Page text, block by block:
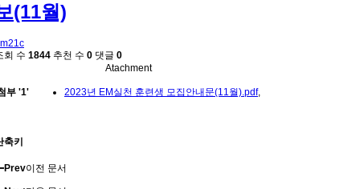
(11월)
회 수 1844 추천 수 0 댓글 0
Atachment
부 '1' 2023년 EM실천 훈련생 모집안내문(11월).pdf,
축키
Prev이전 문서